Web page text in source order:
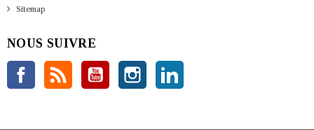
Sitemap
NOUS SUIVRE
Facebook YouTube Instagram